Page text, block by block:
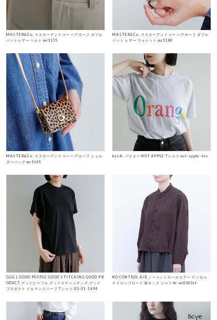
MASTER&Co. マスターアンドコー ヘアカーフ ダブル
バットレザー ベルト mc1135
MASTER&Co. マスターアンドコー ヘアカーフ ダブル
バット レザー ウォレット mc1140
MASTER&Co. マスターアンドコー ヘアカーフ ショル
ダーバッグ mc1661
byeA. バイエー NOT APPLE Tシャツ not-apple-tee
GGG | GOOD PEOPLE GOOD STITCHING GOOD PR
ODUCT グッドピープル グッドスティッチング グッド
プロダクト ドルマンスリーブ Tシャツ 02-01-1494
NO CONTROL AIR ノーコントロールエアー テンセル
ナイロンブロード 裾タック シャツ hr-nc0303sf